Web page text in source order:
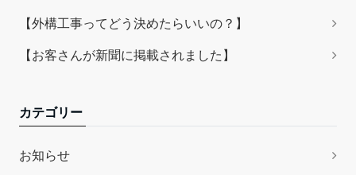
【外構工事ってどう決めたらいいの？】
【お客さんが新聞に掲載されました】
カテゴリー
お知らせ